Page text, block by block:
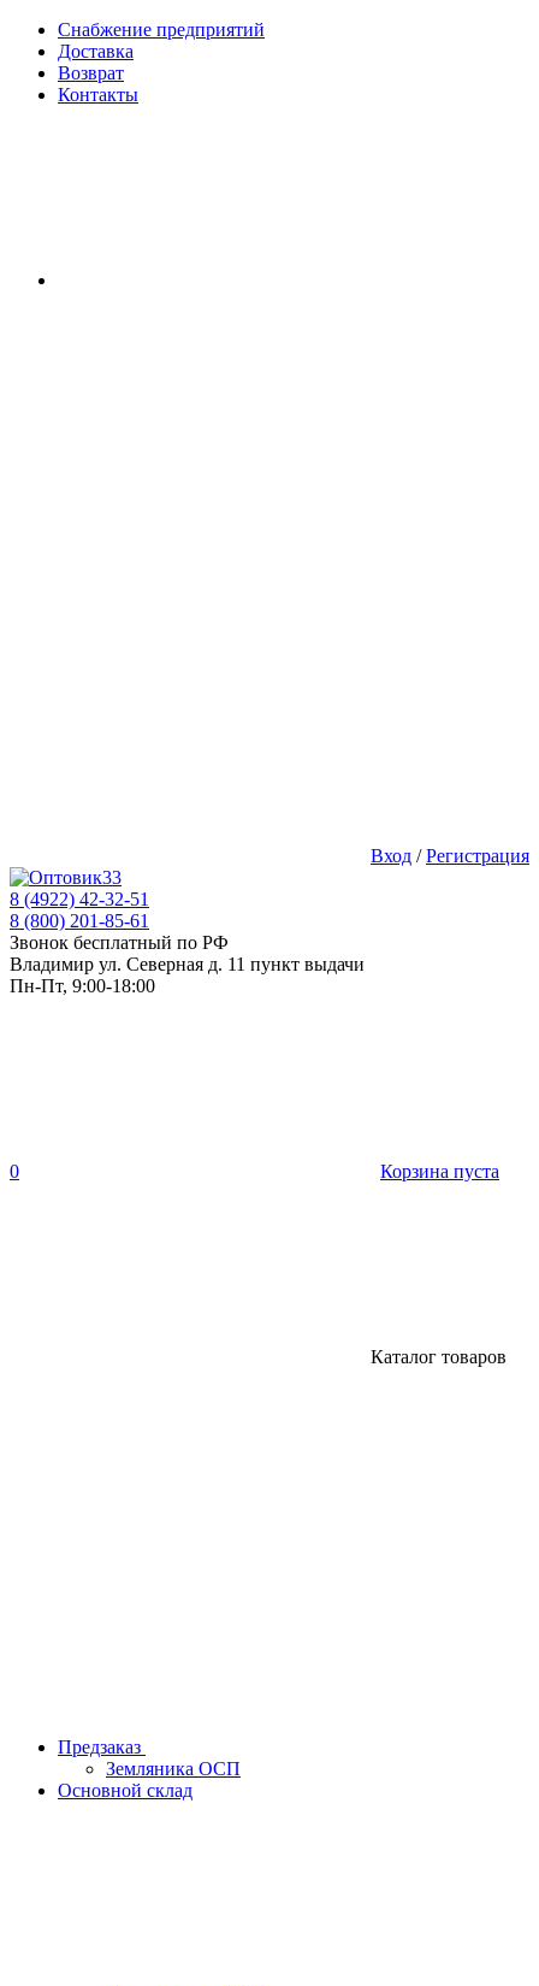
Снабжение предприятий
Доставка
Возврат
Контакты
Вход /Регистрация
8 (4922) 42-32-51
8 (800) 201-85-61
Звонок бесплатный по РФ
Владимир ул. Северная д. 11 пункт выдачи
Пн-Пт, 9:00-18:00
0 Корзина пуста
Каталог товаров
Предзаказ
Земляника ОСП
Основной склад